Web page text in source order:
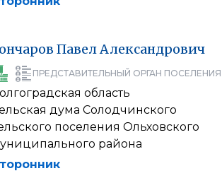
ПавелАлександрович
ПРЕДСТАВИТЕЛЬНЫЙ ОРГАН ПОСЕЛЕНИЯ
область
дума Солодчинского
поселения Ольховского
района